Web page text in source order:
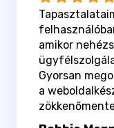
amikor
Gyorsan
a